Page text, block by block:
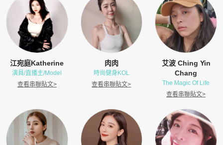
江宛庭Katherine
演員/直播主/Model
查看串聯貼文>
肉肉
時尚健身KOL
查看串聯貼文>
艾波 Ching Yin
Chang
The Magic Of Life
查看串聯貼文>